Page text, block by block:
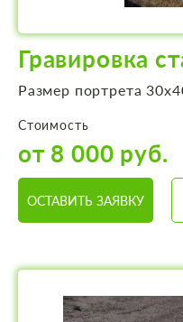
Гравировка
Размер портрета
Стоимость
от 8 000 руб.
ОСТАВИТЬ ЗАЯВКУ